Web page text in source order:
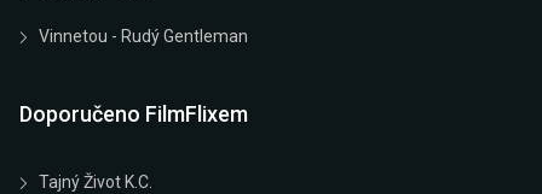
Vinnetou - Rudý Gentleman
Doporučeno FilmFlixem
Tajný Život K.C.